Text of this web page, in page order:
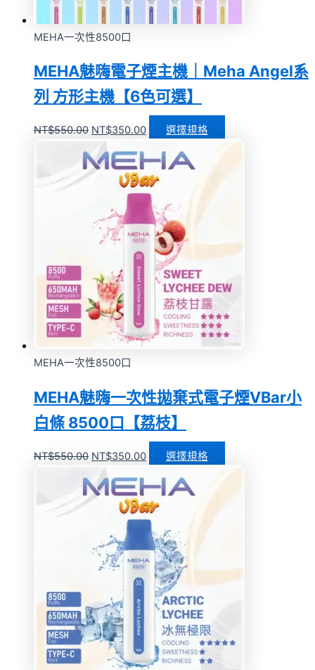
MEHA一次性8500口
MEHA魅嗨電子煙主機｜Meha Angel系
列 方形主機【6色可選】
NT$550.00 NT$350.00 選擇規格
MEHA一次性8500口
MEHA魅嗨一次性拋棄式電子煙VBar小
白條 8500口【荔枝】
NT$550.00 NT$350.00 選擇規格